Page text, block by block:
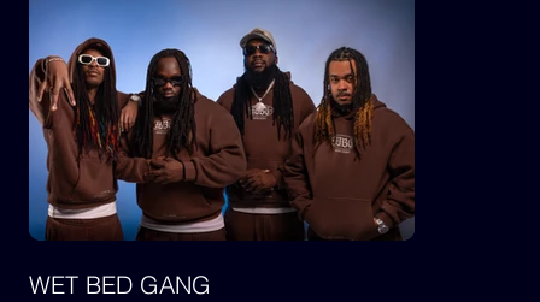
WET BED GANG